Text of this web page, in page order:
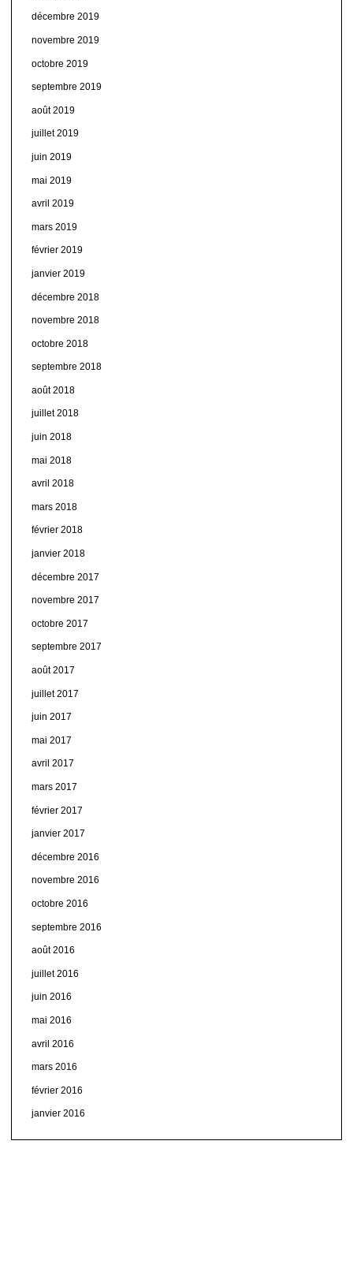
décembre 2019
novembre 2019
octobre 2019
septembre 2019
août 2019
juillet 2019
juin 2019
mai 2019
avril 2019
mars 2019
février 2019
janvier 2019
décembre 2018
novembre 2018
octobre 2018
septembre 2018
août 2018
juillet 2018
juin 2018
mai 2018
avril 2018
mars 2018
février 2018
janvier 2018
décembre 2017
novembre 2017
octobre 2017
septembre 2017
août 2017
juillet 2017
juin 2017
mai 2017
avril 2017
mars 2017
février 2017
janvier 2017
décembre 2016
novembre 2016
octobre 2016
septembre 2016
août 2016
juillet 2016
juin 2016
mai 2016
avril 2016
mars 2016
février 2016
janvier 2016